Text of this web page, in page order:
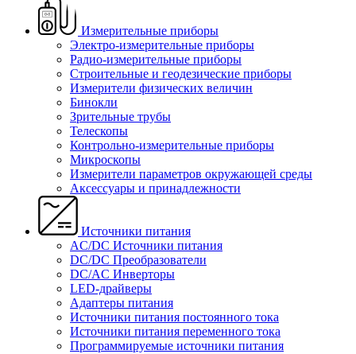
Измерительные приборы
Электро-измерительные приборы
Радио-измерительные приборы
Строительные и геодезические приборы
Измерители физических величин
Бинокли
Зрительные трубы
Телескопы
Контрольно-измерительные приборы
Микроскопы
Измерители параметров окружающей среды
Аксессуары и принадлежности
Источники питания
AC/DC Источники питания
DC/DC Преобразователи
DC/AC Инверторы
LED-драйверы
Адаптеры питания
Источники питания постоянного тока
Источники питания переменного тока
Программируемые источники питания